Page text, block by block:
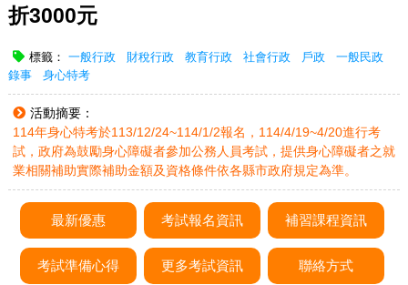
折3000元
標籤： 一般行政 財稅行政 教育行政 社會行政 戶政
一般民政
錄事
身心特考
活動摘要：
114年身心特考於113/12/24~114/1/2報名，114/4/19~4/20進行考
試，政府為鼓勵身心障礙者參加公務人員考試，提供身心障礙者之就
業相關補助實際補助金額及資格條件依各縣市政府規定為準。
最新優惠 考試報名資訊 補習課程資訊
考試準備心得 更多考試資訊 聯絡方式